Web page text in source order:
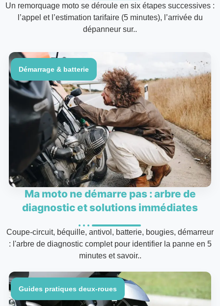
Un remorquage moto se déroule en six étapes successives :
l’appel et l’estimation tarifaire (5 minutes), l’arrivée du
dépanneur sur..
Démarrage & batterie
Ma moto ne démarre pas : arbre de
diagnostic et solutions immédiates
Coupe-circuit, béquille, antivol, batterie, bougies, démarreur
: l'arbre de diagnostic complet pour identifier la panne en 5
minutes et savoir..
Guides pratiques deux-roues